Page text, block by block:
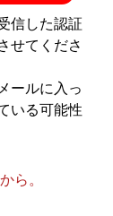
信した認証
せてくださ
ールに入っ
いる可能性
ら。